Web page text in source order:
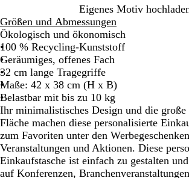
o
t
e
i
ß
c
h
w
a
r
z
a
r
i
n
e
b
l
a
u
ö
n
i
g
s
b
l
a
u
Eigenes Motiv
Größen und Abmessungen
Ökologisch und ökonomisch
100 % Recycling-Kunststoff
Geräumiges, offenes Fach
32 cm lange Tragegriffe
Maße: 42 x 38 cm (H x B)
Belastbar mit bis zu 10 kg
Ihr minimalistisches Design und die große
Fläche machen diese personalisierte
zum Favoriten unter den
Veranstaltungen und Aktionen. Diese
Einkaufstasche ist einfach zu gestalten
auf Konferenzen,